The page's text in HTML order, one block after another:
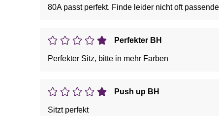
80A passt perfekt. Finde leider nicht oft
Perfekter BH
Perfekter Sitz, bitte in mehr Farben
Push up BH
Sitzt perfekt